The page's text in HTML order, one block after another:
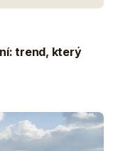
trend, který